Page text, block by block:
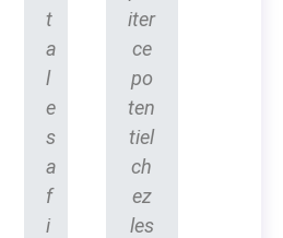
t
a
l
e
s
a
f
i
iter
ce
po
ten
tiel
ch
ez
les